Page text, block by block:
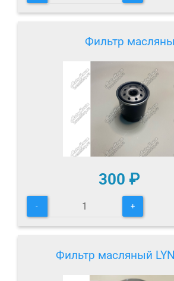
Фильтр
300 ₽
- +
Фильтр масляный